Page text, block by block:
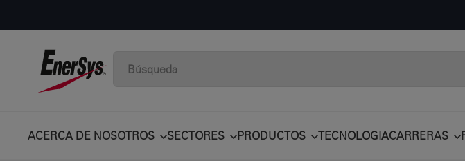
ACERCA DE NOSOTROS SECTORES PRODUCTOS TECNOLOGIACARRERAS